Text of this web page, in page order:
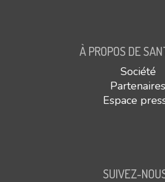
À PROPOS DE
Société
Partenaires
Espace
SUIVEZ-